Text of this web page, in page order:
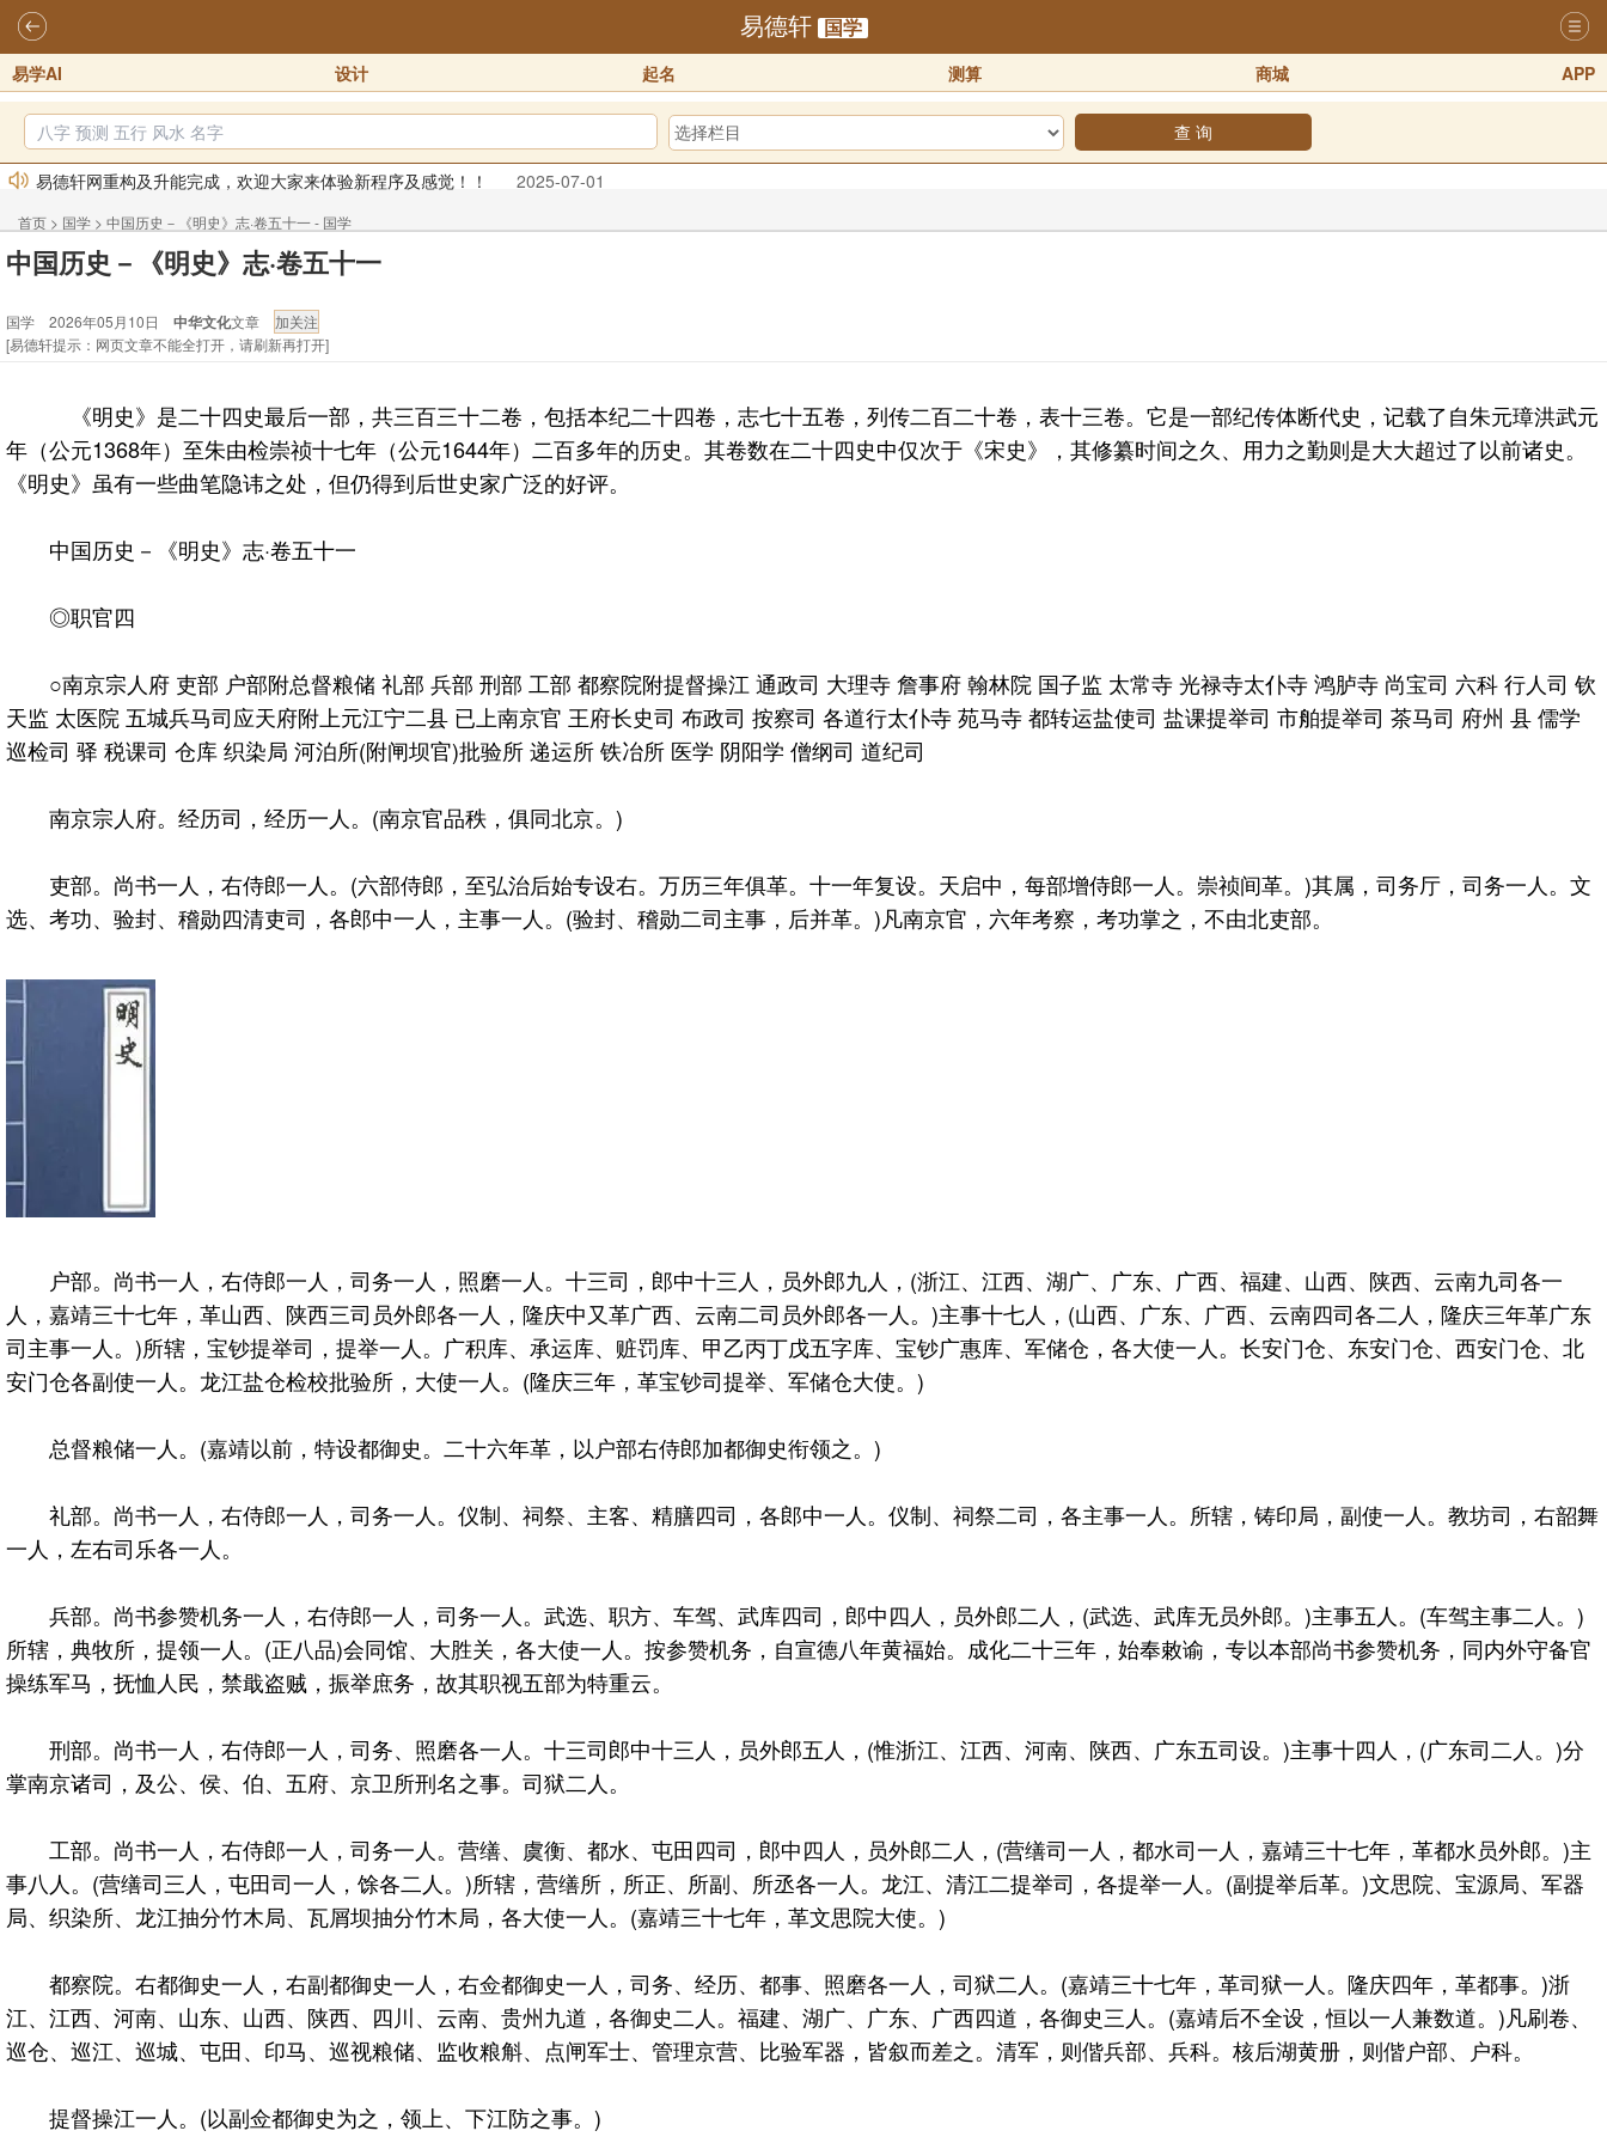
易德轩 国学
易学AI 设计 起名 测算 商城 APP
查 询
易德轩网重构及升能完成，欢迎大家来体验新程序及感觉！！
2025-07-01
2026年化太岁锦囊属马、鼠、牛、龙、兔、狗、鸡生肖化太岁开始预订！！
2026丙午年铁笔居士精批年运说明
2025-10-12
易德轩通告：本网站易德轩商标及LOGO注册声明
易德轩易学ai，ai批八字紫微命理相学，ai智能体客服系统开通，欢迎体验！！
首页 > 国学 > 中国历史－《明史》志·卷五十一 - 国学
中国历史－《明史》志·卷五十一
国学 2026年05月10日 中华文化文章
[易德轩提示：网页文章不能全打开，请刷新再打开]
《明史》是二十四史最后一部，共三百三十二卷，包括本纪二十四卷，志七十五卷，列传二百二十卷，表十三卷。它是一部纪传体断代史，记载了自朱元璋洪武元
年（公元1368年）至朱由检崇祯十七年（公元1644年）二百多年的历史。其卷数在二十四史中仅次于《宋史》，其修纂时间之久、用力之勤则是大大超过了以前诸史。
《明史》虽有一些曲笔隐讳之处，但仍得到后世史家广泛的好评。
中国历史－《明史》志·卷五十一
◎职官四
○南京宗人府 吏部 户部附总督粮储 礼部 兵部 刑部 工部 都察院附提督操江 通政司 大理寺 詹事府 翰林院 国子监 太常寺 光禄寺太仆寺 鸿胪寺 尚宝司 六科 行人司 钦
天监 太医院 五城兵马司应天府附上元江宁二县 已上南京官 王府长史司 布政司 按察司 各道行太仆寺 苑马寺 都转运盐使司 盐课提举司 市舶提举司 茶马司 府州 县 儒学
巡检司 驿 税课司 仓库 织染局 河泊所(附闸坝官)批验所 递运所 铁冶所 医学 阴阳学 僧纲司 道纪司
南京宗人府。经历司，经历一人。(南京官品秩，俱同北京。)
吏部。尚书一人，右侍郎一人。(六部侍郎，至弘治后始专设右。万历三年俱革。十一年复设。天启中，每部增侍郎一人。崇祯间革。)其属，司务厅，司务一人。文
选、考功、验封、稽勋四清吏司，各郎中一人，主事一人。(验封、稽勋二司主事，后并革。)凡南京官，六年考察，考功掌之，不由北吏部。
户部。尚书一人，右侍郎一人，司务一人，照磨一人。十三司，郎中十三人，员外郎九人，(浙江、江西、湖广、广东、广西、福建、山西、陕西、云南九司各一
人，嘉靖三十七年，革山西、陕西三司员外郎各一人，隆庆中又革广西、云南二司员外郎各一人。)主事十七人，(山西、广东、广西、云南四司各二人，隆庆三年革广东
司主事一人。)所辖，宝钞提举司，提举一人。广积库、承运库、赃罚库、甲乙丙丁戊五字库、宝钞广惠库、军储仓，各大使一人。长安门仓、东安门仓、西安门仓、北
安门仓各副使一人。龙江盐仓检校批验所，大使一人。(隆庆三年，革宝钞司提举、军储仓大使。)
总督粮储一人。(嘉靖以前，特设都御史。二十六年革，以户部右侍郎加都御史衔领之。)
礼部。尚书一人，右侍郎一人，司务一人。仪制、祠祭、主客、精膳四司，各郎中一人。仪制、祠祭二司，各主事一人。所辖，铸印局，副使一人。教坊司，右韶舞
一人，左右司乐各一人。
兵部。尚书参赞机务一人，右侍郎一人，司务一人。武选、职方、车驾、武库四司，郎中四人，员外郎二人，(武选、武库无员外郎。)主事五人。(车驾主事二人。)
所辖，典牧所，提领一人。(正八品)会同馆、大胜关，各大使一人。按参赞机务，自宣德八年黄福始。成化二十三年，始奉敕谕，专以本部尚书参赞机务，同内外守备官
操练军马，抚恤人民，禁戢盗贼，振举庶务，故其职视五部为特重云。
刑部。尚书一人，右侍郎一人，司务、照磨各一人。十三司郎中十三人，员外郎五人，(惟浙江、江西、河南、陕西、广东五司设。)主事十四人，(广东司二人。)分
掌南京诸司，及公、侯、伯、五府、京卫所刑名之事。司狱二人。
工部。尚书一人，右侍郎一人，司务一人。营缮、虞衡、都水、屯田四司，郎中四人，员外郎二人，(营缮司一人，都水司一人，嘉靖三十七年，革都水员外郎。)主
事八人。(营缮司三人，屯田司一人，馀各二人。)所辖，营缮所，所正、所副、所丞各一人。龙江、清江二提举司，各提举一人。(副提举后革。)文思院、宝源局、军器
局、织染所、龙江抽分竹木局、瓦屑坝抽分竹木局，各大使一人。(嘉靖三十七年，革文思院大使。)
都察院。右都御史一人，右副都御史一人，右佥都御史一人，司务、经历、都事、照磨各一人，司狱二人。(嘉靖三十七年，革司狱一人。隆庆四年，革都事。)浙
江、江西、河南、山东、山西、陕西、四川、云南、贵州九道，各御史二人。福建、湖广、广东、广西四道，各御史三人。(嘉靖后不全设，恒以一人兼数道。)凡刷卷、
巡仓、巡江、巡城、屯田、印马、巡视粮储、监收粮斛、点闸军士、管理京营、比验军器，皆叙而差之。清军，则偕兵部、兵科。核后湖黄册，则偕户部、户科。
提督操江一人。(以副佥都御史为之，领上、下江防之事。)